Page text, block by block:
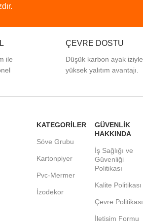
ile
ÇEVRE DOSTU
Düşük karbon ayak iziyle
yüksek yalıtım avantajı.
KATEGORİLER
Söve Grubu
Kartonpiyer
Pvc-Mermer
İzodekor
GÜVENLİK
HAKKINDA
İş Sağlığı ve
Güvenliği
Politikası
Kalite Politikası
Çevre Politikası
İletişim Formu